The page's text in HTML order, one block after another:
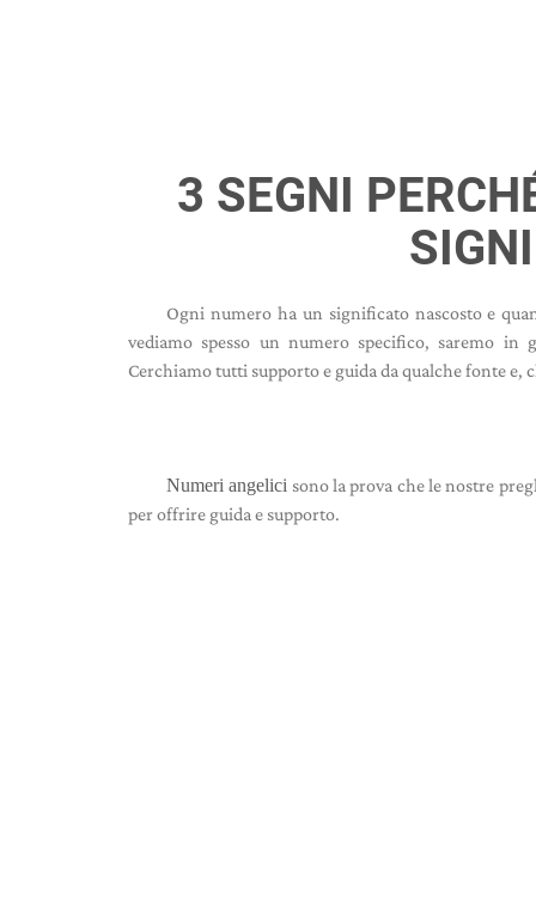
3 SEGNI
Ogni numero ha un significato nascosto e
vediamo spesso un numero specifico, saremo
Cerchiamo tutti supporto e guida da qualche fonte
Numeri angelici sono la prova che le nostre
per offrire guida e supporto.